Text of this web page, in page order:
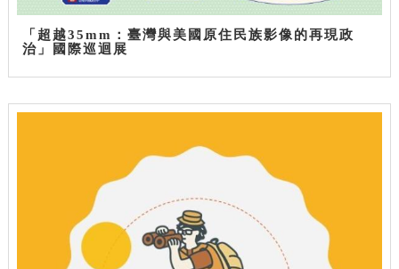
「超越35mm：臺灣與美國原住民族影像的再現政
治」國際巡迴展